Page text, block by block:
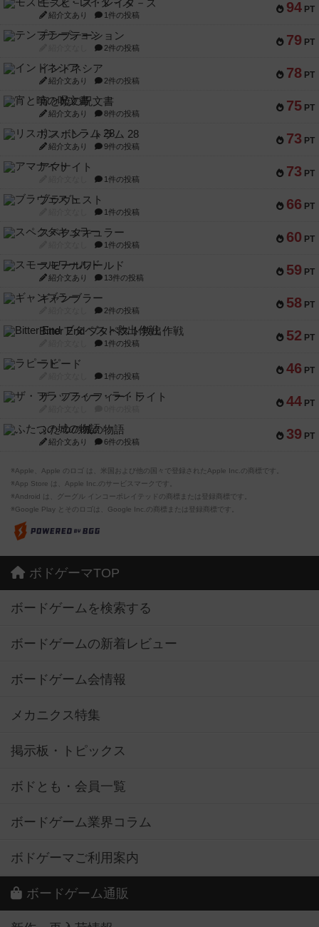
94 PT
モズビ－ズ・レイダ－ズ
紹介文あり 1件の投稿
79 PT
テンプテーション
2件の投稿
78 PT
インドネシア
紹介文あり 2件の投稿
75 PT
宵と暁の呪文書
紹介文あり 8件の投稿
73 PT
リスボン・トラム 28
紹介文あり 9件の投稿
73 PT
アマナイト
1件の投稿
66 PT
ブラヴェスト
1件の投稿
60 PT
スペクタキュラー
1件の投稿
59 PT
スモールワールド
紹介文あり 13件の投稿
58 PT
ギャンブラー
2件の投稿
52 PT
Bitter End ブタペスト救出作戦
1件の投稿
46 PT
ラピード
1件の投稿
44 PT
ザ・フラッフィー・ライト
39 PT
ふたつの城の物語
紹介文あり 6件の投稿
※Apple、Apple のロゴ は、米国および他の国々で登録されたApple Inc.の商標です。
※App Store は、Apple Inc.のサービスマークです。
※Android は、グーグル インコーポレイテッドの商標または登録商標です。
※Google Play とそのロゴは、Google Inc.の商標または登録商標です。
ボドゲーマTOP
ボードゲームを検索する
ボードゲームの新着レビュー
ボードゲーム会情報
メカニクス特集
掲示板・トピックス
ボドとも・会員一覧
ボードゲーム業界コラム
ボドゲーマご利用案内
ボードゲーム通販